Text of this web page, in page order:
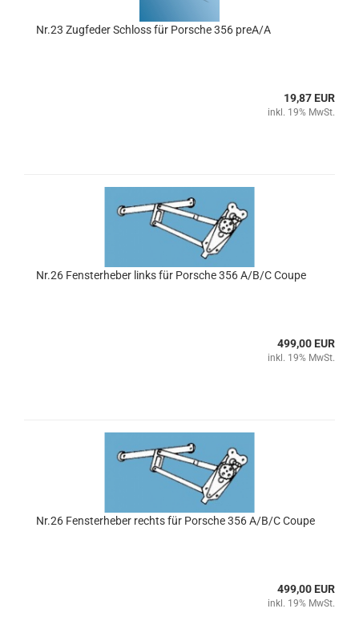
Nr.23 Zugfeder Schloss für Porsche 356 preA/A
19,87 EUR
inkl. 19% MwSt.
Nr.26 Fensterheber links für Porsche 356 A/B/C Coupe
499,00 EUR
inkl. 19% MwSt.
Nr.26 Fensterheber rechts für Porsche 356 A/B/C Coupe
499,00 EUR
inkl. 19% MwSt.